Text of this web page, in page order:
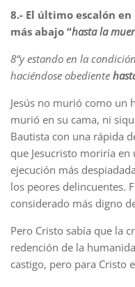
8.- El último escalón en
más abajo “hasta la
8“y estando en la
haciéndose obediente
Jesús no murió como un
murió en su cama, ni
Bautista con una rápida
que Jesucristo moriría
ejecución más
los peores delincuentes.
considerado más digno
Pero Cristo sabía que la
redención de la
castigo, pero para Cristo